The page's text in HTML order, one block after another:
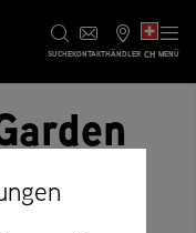
SUCHEKONTAKTHÄNDLER CH MENÜ